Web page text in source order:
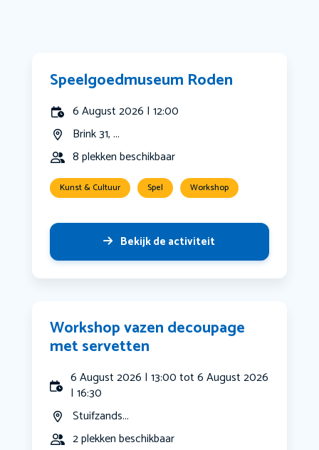
Speelgoedmuseum Roden
6 August 2026 | 12:00
Brink 31, ...
8 plekken beschikbaar
Kunst & Cultuur Spel Workshop
Bekijk de activiteit
Workshop vazen decoupage
met servetten
6 August 2026 | 13:00 tot 6 August 2026
| 16:30
Stuifzands...
2 plekken beschikbaar